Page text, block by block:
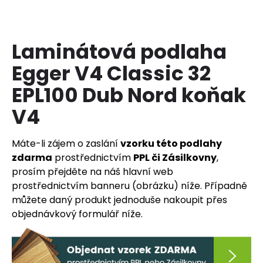
Laminátová podlaha
Egger V4 Classic 32
EPL100 Dub Nord koňak
V4
Máte-li zájem o zaslánívzorku této podlahy
zdarma prostřednictvím PPL či Zásilkovny,
prosím přejděte na náš hlavní web
prostřednictvím banneru (obrázku) níže. Případně
můžete daný produkt jednoduše nakoupit přes
objednávkový formulář níže.
í
t
?
D
o
p
r
u